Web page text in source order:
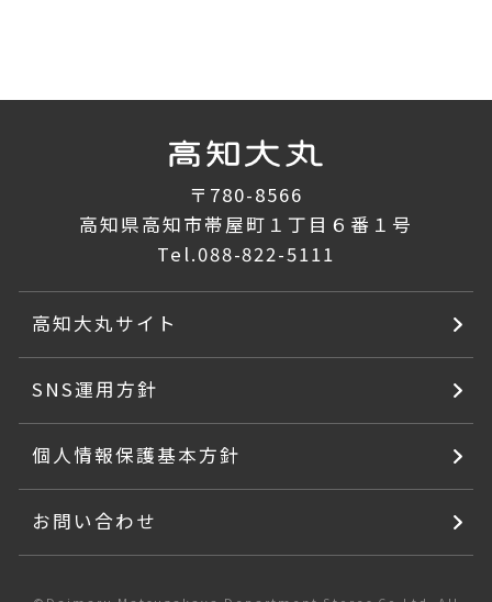
〒780-8566
高知県高知市帯屋町１丁目６番１号
Tel.088-822-5111
高知大丸サイト
SNS運用方針
個人情報保護基本方針
お問い合わせ